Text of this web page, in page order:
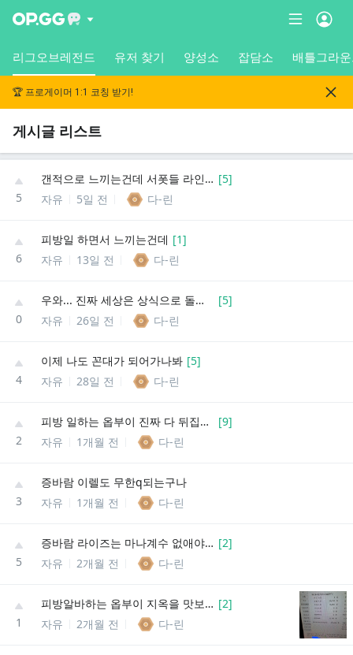
리그오브레전드 유저 찾기 양성소 잡담소 배틀그라
🏆 프로게이머 1:1 코칭 받기!
게시글 리스트
5
갠적으로 느끼는건데 서폿들 라인 비우면 바텀 서는 챔프들 경험치랑 미니언한테 주는 딜 반토막기믹좀 만들어야되는거같음 [5]
자유
5일 전 다-린
6
피방일 하면서 느끼는건데 [1]
자유
13일 전 다-린
0
우와... 진짜 세상은 상식으로 돌아가지 않는구나 [5]
자유
26일 전 다-린
4
이제 나도 꼰대가 되어가나봐 [5]
자유
28일 전 다-린
2
피방 일하는 옵부이 진짜 다 뒤집어 엎어버릴까 [9]
자유
1개월 전 다-린
3
증바람 이렐도 무한q되는구나
자유
1개월 전 다-린
5
증바람 라이즈는 마나계수 없애야되는거 아닐까 [2]
자유
2개월 전 다-린
1
피방알바하는 옵부이 지옥을 맛보고왔어,,, [2]
자유
2개월 전 다-린